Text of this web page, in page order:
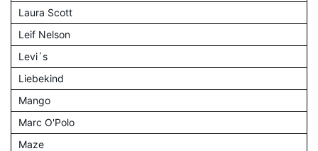
Laura Scott
Leif Nelson
Levi´s
Liebekind
Mango
Marc O'Polo
Maze